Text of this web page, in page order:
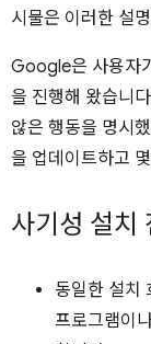
시물은 이러한 설
Google은 사용자
을 진행해 왔습니
않은 행동을 명시
을 업데이트하고
사기성 설치
동일한 설치
프로그램이